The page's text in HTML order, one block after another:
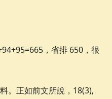
，省排 650，很
。正如前文所說，18(3),